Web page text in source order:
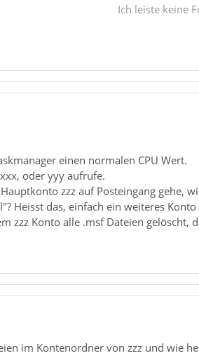
Ich leiste keine
einen normalen CPU Wert.
oder yyy aufrufe.
zzz auf Posteingang gehe,
Heisst das, einfach ein weiteres Konto
zzz Konto alle .msf Dateien gelöscht,
im Kontenordner von zzz und wie